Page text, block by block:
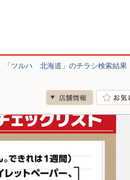
「ツルハ 北海道」のチラシ検索結果